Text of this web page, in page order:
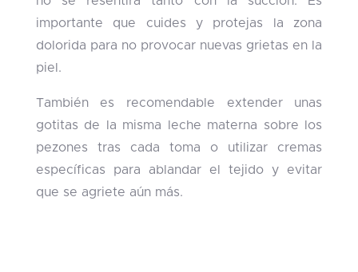
importante que cuides y protejas la zona
dolorida para no provocar nuevas grietas en la
piel.
También es recomendable extender unas
gotitas de la misma leche materna sobre los
pezones tras cada toma o utilizar cremas
específicas para ablandar el tejido y evitar
que se agriete aún más.